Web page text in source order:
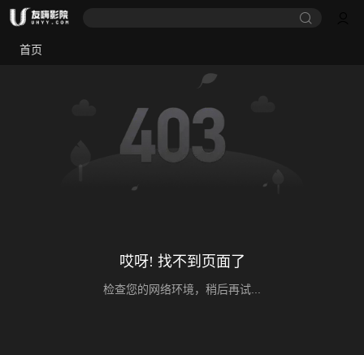
首页
哎呀! 找不到页面了
检查您的网络环境，稍后再试...